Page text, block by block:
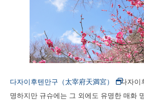
다자이후텐만구（太宰府天満宮）
다자이
명하지만 규슈에는 그 외에도 유명한 매화